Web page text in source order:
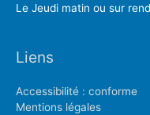
Le Jeudi matin ou sur
Liens
Accessibilité : conforme
Mentions légales